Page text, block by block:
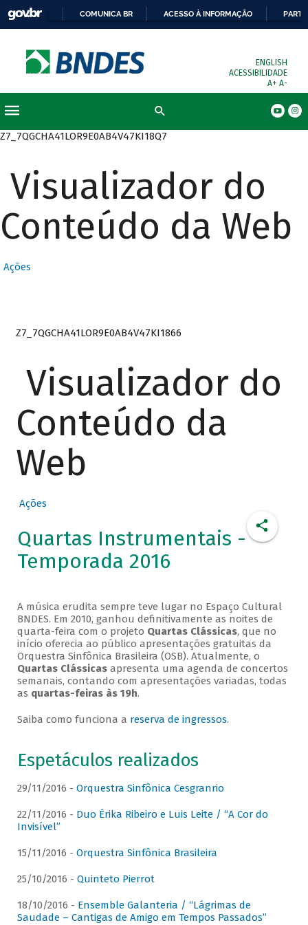
COMUNICA BR ACESSO À INFORMAÇÃO
ENGLISH
ACESSIBILIDADE
A+ A-
Z7_7QGCHA41LOR9E0AB4V47KI18Q7
Visualizador do
Conteúdo da Web
Ações
Z7_7QGCHA41LOR9E0AB4V47KI1866
Visualizador do
Conteúdo da
Web
Ações
Quartas Instrumentais -
Temporada 2016
A música erudita sempre teve lugar no Espaço Cultural
BNDES. Em 2010, ganhou definitivamente as noites de
quarta-feira com o projeto Quartas Clássicas, que no
início oferecia ao público apresentações gratuitas da
Orquestra Sinfônica Brasileira (OSB). Atualmente, o
Quartas Clássicasapresenta uma agenda de concertos
semanais, contando com apresentações variadas, todas
as quartas-feiras às 19h.
Saiba como funciona a reserva de ingressos.
Espetáculos realizados
29/11/2016 - Orquestra Sinfônica Cesgranrio
22/11/2016 - Duo Érika Ribeiro e Luis Leite / “A Cor do
Invisível”
15/11/2016 - Orquestra Sinfônica Brasileira
25/10/2016 - Quinteto Pierrot
18/10/2016 - Ensemble Galanteria / “Lágrimas de
Saudade – Cantigas de Amigo em Tempos Passados”